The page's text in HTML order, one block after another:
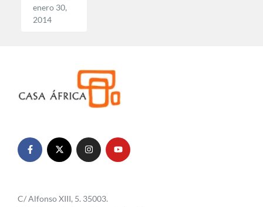
enero 30,
2014
C/ Alfonso XIII, 5. 35003.